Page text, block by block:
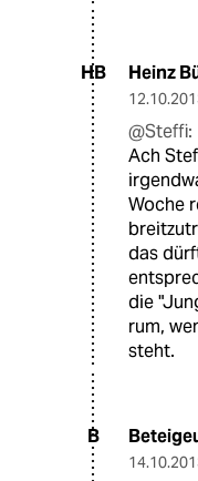
HB Heinz
@Steffi:
Ach
Woche
das
die
rum,
steht.
B